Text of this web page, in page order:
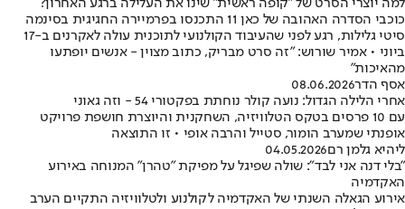
למה יוצרי הסרט של "קופה ראשית" שינו את העלילה ברגע האחרון?
כוכבי הסדרה האהובה של כאן 11 התכנסו בפרמיירה החגיגית בסינמה
סיטי גלילות, רגע לפני שהעיבוד הקולנועי לתוכנית עולה לאקרנים ב-17
ביוני • אמיר שורוש: "זה סרט מבריק, כתוב מצוין - אנשים יופתעו
מהאיכות"
אסף הדר08.06.2026
אחרי הלילה הגדול: נועה קולר נוחתת בפקטורי 54 - וזה גאוני
עם 10 פרסים בטקס הטלוויזיה, השחקנית והיוצרת חושפת פרויקט
אופנתי שמערב הומור, סטייל והרבה אופי • זו התוצאה
ליהיא גלמן רם04.05.2026
"בלי דנה אני לבד": שולה שפיגל על מפיקת "טהרן" המנוחה באירוע
האקדמיה
אירוע הגאלה השנתי של האקדמיה לקולנוע ולטלוויזיה התקיים הערב